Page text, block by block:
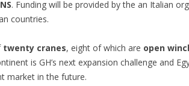
. Funding will be provided by the an Italian
countries.
twenty cranes, eight of which are open
is GH’s next expansion challenge and
market in the future.